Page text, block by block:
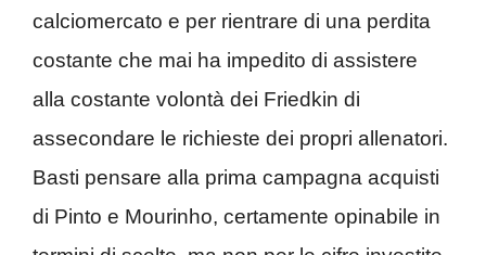
calciomercato e per rientrare di una perdita
costante che mai ha impedito di assistere
alla costante volontà dei Friedkin di
assecondare le richieste dei propri allenatori.
Basti pensare alla prima campagna acquisti
di Pinto e Mourinho, certamente opinabile in